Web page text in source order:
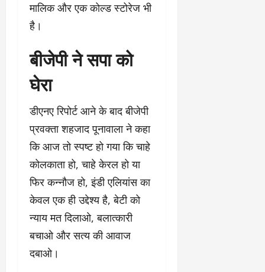
मालिक और एक कोल्ड स्टोरेज भी
है।
बीजेपी ने सपा को
घेरा
डीएनए रिपोर्ट आने के बाद बीजेपी
प्रवक्ता शहजाद पूनावाला ने कहा
कि आज तो स्पष्ट हो गया कि चाहे
कोलकाता हो, चाहे केरल हो या
फिर कन्नौज हो, इंडी एलियांस का
केवल एक ही उद्देश्य है, बेटी को
न्याय मत दिलाओ, बलात्कारी
बचाओ और सत्य की आवाज
दबाओ।